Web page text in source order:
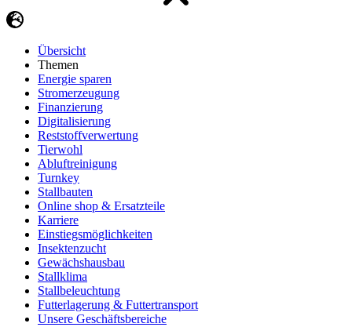
Übersicht
Themen
Energie sparen
Stromerzeugung
Finanzierung
Digitalisierung
Reststoffverwertung
Tierwohl
Abluftreinigung
Turnkey
Stallbauten
Online shop & Ersatzteile
Karriere
Einstiegsmöglichkeiten
Insektenzucht
Gewächshausbau
Stallklima
Stallbeleuchtung
Futterlagerung & Futtertransport
Unsere Geschäftsbereiche